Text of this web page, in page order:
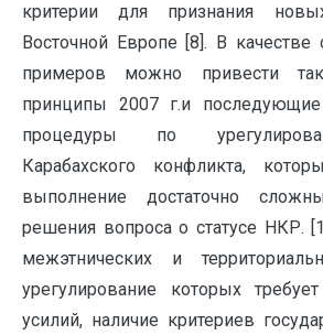
критерии для признания
Восточной Европе [8]. В качестве
примеров можно привести
принципы 2007 г.и
процедуры по
Карабахского конфликта,
выполнение достаточно
решения вопроса о статусе НКР.
межэтнических и
урегулирование которых
усилий, наличие критериев